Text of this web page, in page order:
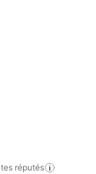
réputés